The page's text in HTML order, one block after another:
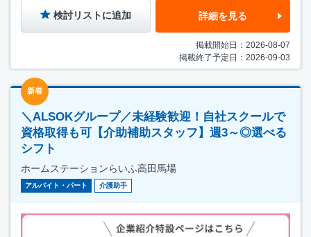
検討リストに追加 詳細を見る
掲載開始日：2026-08-07
掲載終了予定日：2026-09-03
新着
＼ALSOKグループ／未経験歓迎！自社スクールで
資格取得も可【介助補助スタッフ】週3～◎選べる
シフト
ホームステーションらいふ高田馬場
アルバイト・パート 介護助手